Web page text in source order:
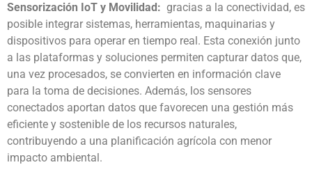
Sensorización IoT y Movilidad: gracias a la conectividad, es
posible integrar sistemas, herramientas, maquinarias y
dispositivos para operar en tiempo real. Esta conexión junto
a las plataformas y soluciones permiten capturar datos que,
una vez procesados, se convierten en información clave
para la toma de decisiones. Además, los sensores
conectados aportan datos que favorecen una gestión más
eficiente y sostenible de los recursos naturales,
contribuyendo a una planificación agrícola con menor
impacto ambiental.